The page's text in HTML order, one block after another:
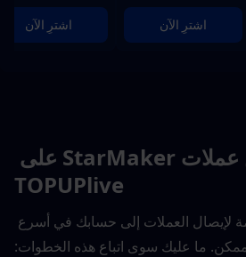
اشترِ الآن اشترِ الآن
TOPUPlive
ما عليك سوى اتباع هذه الخطوات: